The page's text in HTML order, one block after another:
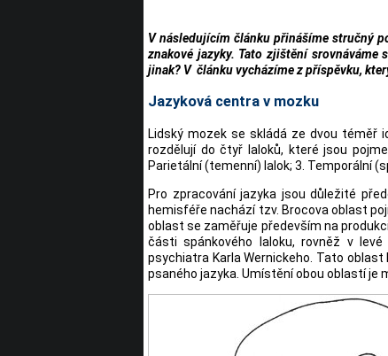
V následujícím článku přinášíme stručný
znakové jazyky. Tato zjištění
jinak? V článku vycházíme z příspěvku,
Jazyková centra v mozku
Lidský mozek se skládá ze dvou téměř
rozdělují do čtyř laloků, které jsou
Parietální (temenní) lalok; 3. Temporální
Pro zpracování jazyka jsou důležité
hemisféře nachází tzv. Brocova oblast
oblast se zaměřuje především na
části spánkového laloku, rovněž v
psychiatra Karla Wernickeho. Tato
psaného jazyka. Umístění obou oblastí je